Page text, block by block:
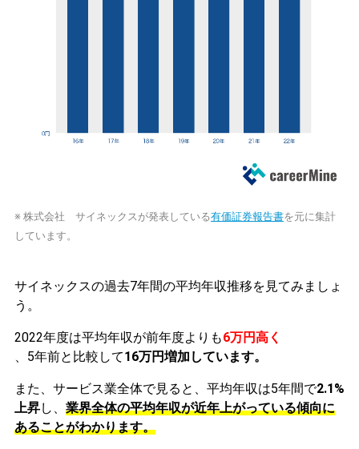
※ 株式会社 サイネックスが発表している有価証券報告書を元に集計
しています。
サイネックスの過去7年間の平均年収推移を見てみましょ
う。
2022年度は平均年収が前年度よりも6万円高く
、5年前と比較して16万円増加しています。
また、サービス業全体で見ると、平均年収は5年間で2.1%
上昇し、 業界全体の平均年収が近年上がっている傾向に
あることがわかります。